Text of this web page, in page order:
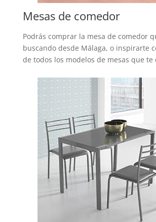
Mesas de comedor
Podrás comprar la mesa de comedor
buscando desde Málaga, o inspirarte
de todos los modelos de mesas que te